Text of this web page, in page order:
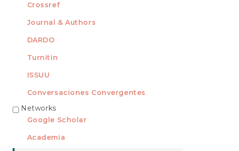
Crossref
Journal & Authors
DARDO
Turnitin
ISSUU
Conversaciones Convergentes
REDES
Networks
Google Scholar
Academia